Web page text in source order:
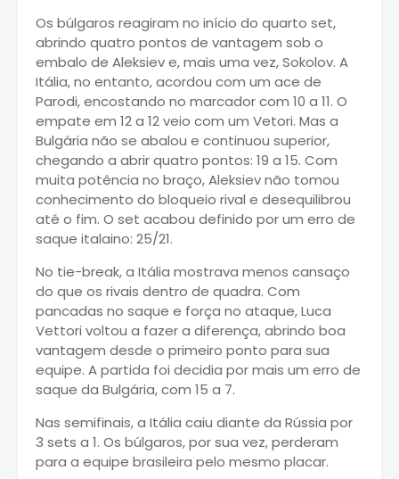
Os búlgaros reagiram no início do quarto set,
abrindo quatro pontos de vantagem sob o
embalo de Aleksiev e, mais uma vez, Sokolov. A
Itália, no entanto, acordou com um ace de
Parodi, encostando no marcador com 10 a 11. O
empate em 12 a 12 veio com um Vetori. Mas a
Bulgária não se abalou e continuou superior,
chegando a abrir quatro pontos: 19 a 15. Com
muita potência no braço, Aleksiev não tomou
conhecimento do bloqueio rival e desequilibrou
até o fim. O set acabou definido por um erro de
saque italaino: 25/21.
No tie-break, a Itália mostrava menos cansaço
do que os rivais dentro de quadra. Com
pancadas no saque e força no ataque, Luca
Vettori voltou a fazer a diferença, abrindo boa
vantagem desde o primeiro ponto para sua
equipe. A partida foi decidia por mais um erro de
saque da Bulgária, com 15 a 7.
Nas semifinais, a Itália caiu diante da Rússia por
3 sets a 1. Os búlgaros, por sua vez, perderam
para a equipe brasileira pelo mesmo placar.